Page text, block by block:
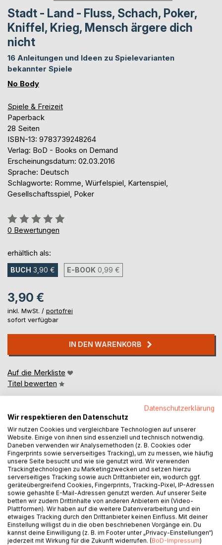
Stadt - Land - Fluss, Schach, Poker,
Kniffel, Krieg, Mensch ärgere dich
nicht
16 Anleitungen und Ideen zu Spielevarianten
bekannter Spiele
No Body
Spiele & Freizeit
Paperback
28 Seiten
ISBN-13: 9783739248264
Verlag: BoD - Books on Demand
Erscheinungsdatum: 02.03.2016
Sprache: Deutsch
Schlagworte: Romme, Würfelspiel, Kartenspiel,
Gesellschaftsspiel, Poker
Bewertung::
0%
0 Bewertungen
erhältlich als:
BUCH 3,90 € E-BOOK 0,99 €
3,90 €
inkl. MwSt. / portofrei
sofort verfügbar
IN DEN WARENKORB
Auf die Merkliste
Titel bewerten
BESCHREIBUNG
Das 28-seitige Büchlein enthält 16 alternative
Spielanleitungen und Ideen zu bekannten Spielen: Mensch
ärgere dich nicht, Poker, Krieg, Yatzi, Kniffel, Knobello,
Stadt, Land, Fluss und Schach.
Datenschutzerklärung
Wir respektieren den Datenschutz
Wir nutzen Cookies und vergleichbare Technologien auf unserer
Website. Einige von ihnen sind essenziell und technisch notwendig.
Daneben verwenden wir Analysemethoden (z. B. Cookies oder
Fingerprints sowie serverseitiges Tracking), um zu messen, wie häufig
unsere Seite besucht und wie sie genutzt wird. Wir verwenden
Trackingtechnologien zu Marketingzwecken und setzen hierzu
serverseitiges Tracking sowie auch Drittanbieter ein, wodurch ggf.
geräteübergreifend Cookies, Fingerprints, Tracking-Pixel, IP-Adressen
sowie gehashte E-Mail-Adressen genutzt werden. Auf unserer Seite
betten wir zudem Drittinhalte von anderen Anbietern ein (Video-
Plattformen). Wir haben auf die weitere Datenverarbeitung und ein
etwaiges Tracking durch den Drittanbieter keinen Einfluss. Mit deiner
Einstellung willigst du in die oben beschriebenen Vorgänge ein. Du
kannst deine Einwilligung (z. B. im Footer unter „Privacy-Einstellungen“)
jederzeit mit Wirkung für die Zukunft widerrufen. (BoD-Impressum)